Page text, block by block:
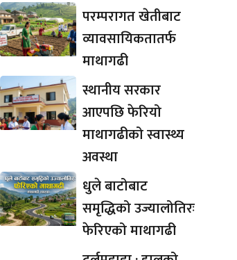
परम्परागत खेतीबाट
व्यावसायिकतातर्फ
माथागढी
स्थानीय सरकार
आएपछि फेरियो
माथागढीको स्वास्थ्य
अवस्था
धुले बाटोबाट
समृद्धिको उज्यालोतिरः
फेरिएको माथागढी